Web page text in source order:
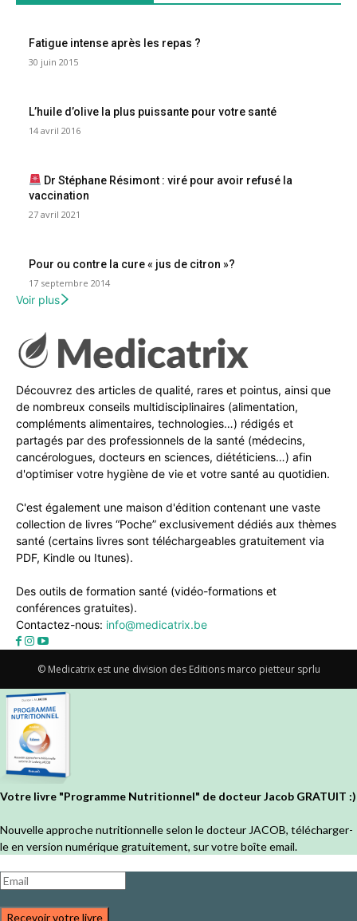
Fatigue intense après les repas ?
30 juin 2015
L’huile d’olive la plus puissante pour votre santé
14 avril 2016
Dr Stéphane Résimont : viré pour avoir refusé la
vaccination
27 avril 2021
Pour ou contre la cure « jus de citron »?
17 septembre 2014
Voir plus
Découvrez des articles de qualité, rares et pointus, ainsi que
de nombreux conseils multidisciplinaires (alimentation,
compléments alimentaires, technologies…) rédigés et
partagés par des professionnels de la santé (médecins,
cancérologues, docteurs en sciences, diététiciens…) afin
d'optimiser votre hygiène de vie et votre santé au quotidien.
C'est également une maison d'édition contenant une vaste
collection de livres “Poche” exclusivement dédiés aux thèmes
santé (certains livres sont téléchargeables gratuitement via
PDF, Kindle ou Itunes).
Des outils de formation santé (vidéo-formations et
conférences gratuites).
Contactez-nous: info@medicatrix.be
© Medicatrix est une division des Editions marco pietteur sprlu
Votre livre "Programme Nutritionnel" de docteur Jacob GRATUIT :)
Nouvelle approche nutritionnelle selon le docteur JACOB, télécharger-
le en version numérique gratuitement, sur votre boîte email.
Recevoir votre livre